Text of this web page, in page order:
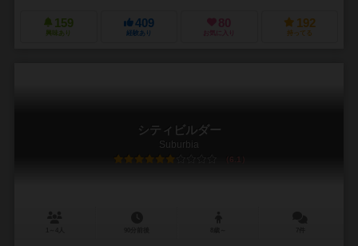
159
興味あり
409
経験あり
80
お気に入り
192
持ってる
シティビルダー
Suburbia
6.1